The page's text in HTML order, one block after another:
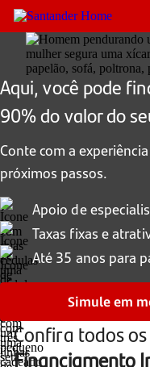
Aqui, você pode
90% do valor do
Conte com a
próximos passos.
Apoio de
Taxas fixas e
Até 35 anos para
Simule em
Confira todos os
Financiamento